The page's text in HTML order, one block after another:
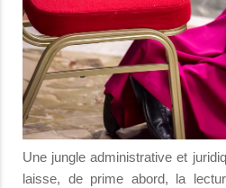
Une jungle administrative et
laisse, de prime abord, la